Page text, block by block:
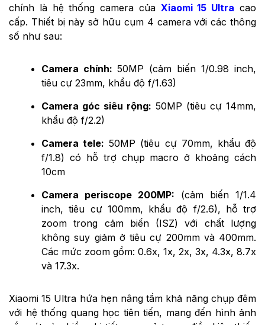
chính là hệ thống camera của Xiaomi 15 Ultra cao
cấp. Thiết bị này sở hữu cụm 4 camera với các thông
số như sau:
Camera chính: 50MP (cảm biến 1/0.98 inch,
tiêu cự 23mm, khẩu độ f/1.63)
Camera góc siêu rộng: 50MP (tiêu cự 14mm,
khẩu độ f/2.2)
Camera tele: 50MP (tiêu cự 70mm, khẩu độ
f/1.8) có hỗ trợ chụp macro ở khoảng cách
10cm
Camera periscope 200MP: (cảm biến 1/1.4
inch, tiêu cự 100mm, khẩu độ f/2.6), hỗ trợ
zoom trong cảm biến (ISZ) với chất lượng
không suy giảm ở tiêu cự 200mm và 400mm.
Các mức zoom gồm: 0.6x, 1x, 2x, 3x, 4.3x, 8.7x
và 17.3x.
Xiaomi 15 Ultra hứa hẹn nâng tầm khả năng chụp đêm
với hệ thống quang học tiên tiến, mang đến hình ảnh